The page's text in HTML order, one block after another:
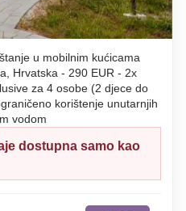
u mobilnim kućicama
Hrvatska - 290 EUR - 2x
za 4 osobe (2 djece do
korištenje unutarnjih
vodom
dostupna samo kao